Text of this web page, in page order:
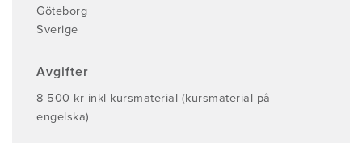
Göteborg
Sverige
Avgifter
8 500 kr inkl kursmaterial (kursmaterial på
engelska)